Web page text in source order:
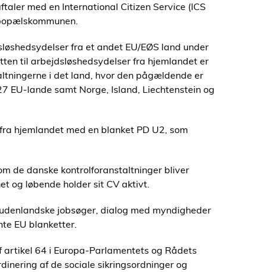
med en International Citizen Service (ICS
fra et andet EU/EØS land under
til arbejdsløshedsydelser fra hjemlandet er
i det land, hvor den pågældende er
EU-lande samt Norge, Island, Liechtenstein og
hjemlandet med en blanket PD U2, som
de danske kontrolforanstaltninger bliver
og løbende holder sit CV aktivt.
jobsøger, dialog med myndigheder
EU blanketter.
64 i Europa-Parlamentets og Rådets
af de sociale sikringsordninger og